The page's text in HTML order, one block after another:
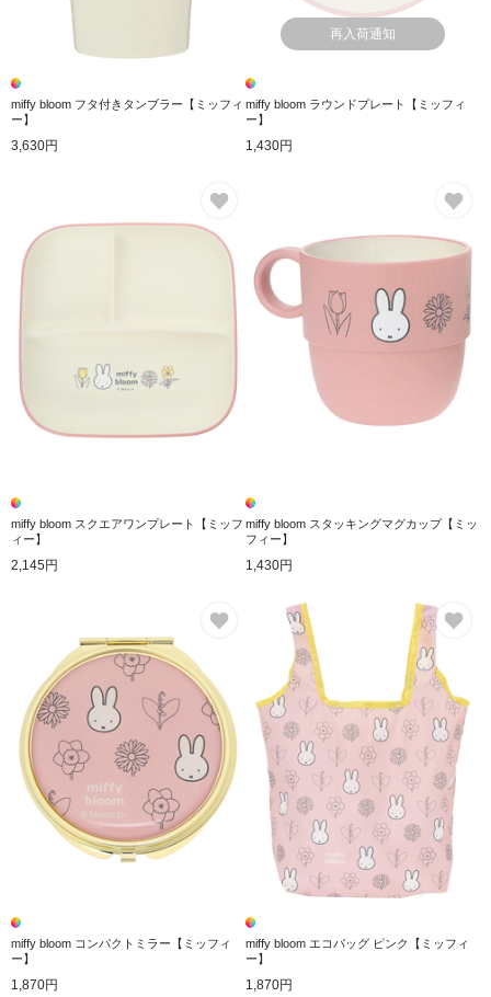
miffy bloom フタ付きタンブラー【ミッフィ
ー】
3,630円
再入荷通知
miffy bloom ラウンドプレート【ミッフィ
ー】
1,430円
miffy bloom スクエアワンプレート【ミッフ
ィー】
2,145円
miffy bloom スタッキングマグカップ【ミッ
フィー】
1,430円
お気に入り
miffy bloom コンパクトミラー【ミッフィ
ー】
1,870円
miffy bloom エコバッグ ピンク【ミッフィ
ー】
1,870円